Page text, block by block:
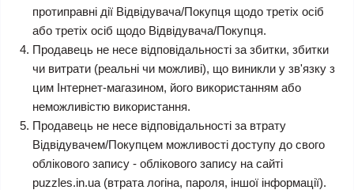
протиправні дії Відвідувача/Покупця щодо третіх осіб
або третіх осіб щодо Відвідувача/Покупця.
Продавець не несе відповідальності за збитки, збитки
чи витрати (реальні чи можливі), що виникли у зв'язку з
цим Інтернет-магазином, його використанням або
неможливістю використання.
Продавець не несе відповідальності за втрату
Відвідувачем/Покупцем можливості доступу до свого
облікового запису - облікового запису на сайті
puzzles.in.ua (втрата логіна, пароля, іншої інформації).